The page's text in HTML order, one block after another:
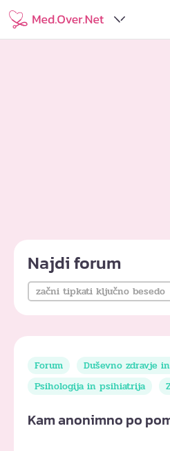
Najdi forum
Forum
Duševno zdravje
Psihologija in psihiatrija
Kam anonimno po